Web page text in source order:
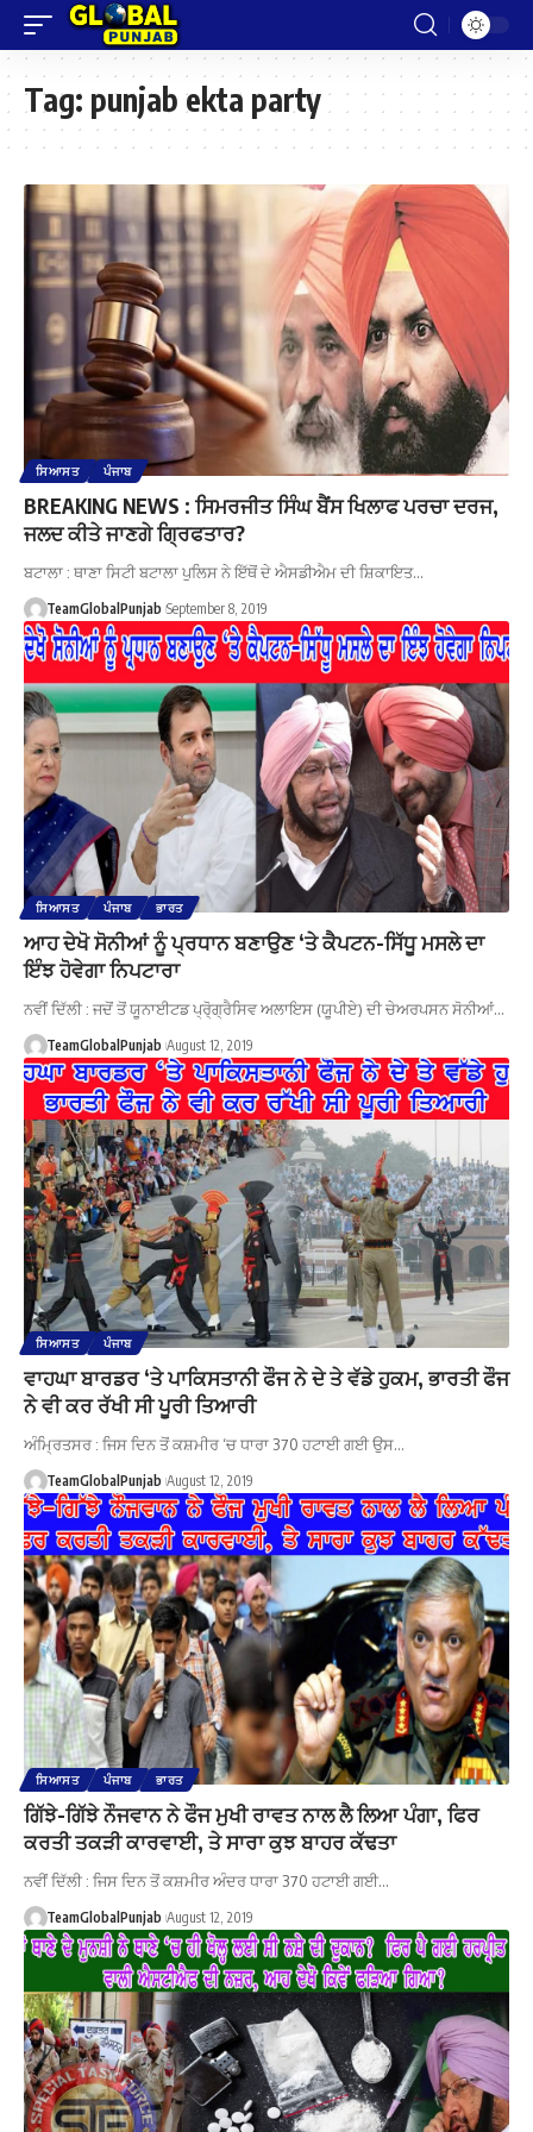
Tag: punjab ekta party
ਸਿਆਸਤ ਪੰਜਾਬ
BREAKING NEWS : ਸਿਮਰਜੀਤ ਸਿੰਘ ਬੈਂਸ ਖਿਲਾਫ ਪਰਚਾ ਦਰਜ,
ਜਲਦ ਕੀਤੇ ਜਾਣਗੇ ਗ੍ਰਿਫਤਾਰ?
ਬਟਾਲਾ : ਥਾਣਾ ਸਿਟੀ ਬਟਾਲਾ ਪੁਲਿਸ ਨੇ ਇੱਥੋਂ ਦੇ ਐਸਡੀਐਮ ਦੀ ਸ਼ਿਕਾਇਤ…
TeamGlobalPunjab September 8, 2019
ਸਿਆਸਤ ਪੰਜਾਬ ਭਾਰਤ
ਆਹ ਦੇਖੋ ਸੋਨੀਆਂ ਨੂੰ ਪ੍ਰਧਾਨ ਬਣਾਉਣ ‘ਤੇ ਕੈਪਟਨ-ਸਿੱਧੂ ਮਸਲੇ ਦਾ
ਇੰਝ ਹੋਵੇਗਾ ਨਿਪਟਾਰਾ
ਨਵੀਂ ਦਿੱਲੀ : ਜਦੋਂ ਤੋਂ ਯੂਨਾਈਟਡ ਪ੍ਰੋ੍ਗ੍ਰੈਸਿਵ ਅਲਾਇਸ (ਯੂਪੀਏ) ਦੀ ਚੇਅਰਪਸਨ ਸੋਨੀਆਂ…
TeamGlobalPunjab August 12, 2019
ਸਿਆਸਤ ਪੰਜਾਬ
ਵਾਹਘਾ ਬਾਰਡਰ ‘ਤੇ ਪਾਕਿਸਤਾਨੀ ਫੌਜ ਨੇ ਦੇ ਤੇ ਵੱਡੇ ਹੁਕਮ, ਭਾਰਤੀ ਫੌਜ
ਨੇ ਵੀ ਕਰ ਰੱਖੀ ਸੀ ਪੂਰੀ ਤਿਆਰੀ
ਅੰਮ੍ਰਿਤਸਰ : ਜਿਸ ਦਿਨ ਤੋਂ ਕਸ਼ਮੀਰ ‘ਚ ਧਾਰਾ 370 ਹਟਾਈ ਗਈ ਉਸ…
TeamGlobalPunjab August 12, 2019
ਸਿਆਸਤ ਪੰਜਾਬ ਭਾਰਤ
ਗਿੱਝੇ-ਗਿੱਝੇ ਨੌਜਵਾਨ ਨੇ ਫੌਜ ਮੁਖੀ ਰਾਵਤ ਨਾਲ ਲੈ ਲਿਆ ਪੰਗਾ, ਫਿਰ
ਕਰਤੀ ਤਕੜੀ ਕਾਰਵਾਈ, ਤੇ ਸਾਰਾ ਕੁਝ ਬਾਹਰ ਕੱਢਤਾ
ਨਵੀਂ ਦਿੱਲੀ : ਜਿਸ ਦਿਨ ਤੋਂ ਕਸ਼ਮੀਰ ਅੰਦਰ ਧਾਰਾ 370 ਹਟਾਈ ਗਈ…
TeamGlobalPunjab August 12, 2019